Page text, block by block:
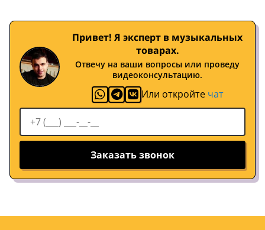
Привет! Я эксперт в музыкальных
товарах.
Отвечу на ваши вопросы или проведу
видеоконсультацию.
Или откройте чат
Заказать звонок